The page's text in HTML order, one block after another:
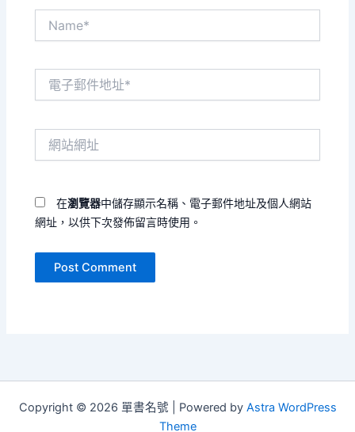
在瀏覽器中儲存顯示名稱、電子郵件地址及個人網站
網址，以供下次發佈留言時使用。
Copyright © 2026 單書名號 | Powered by Astra WordPress
Theme